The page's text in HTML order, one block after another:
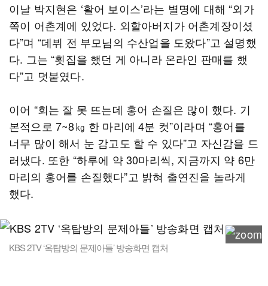
이날 박지현은 ‘활어 보이스’라는 별명에 대해 “외가
쪽이 어촌계에 있었다. 외할아버지가 어촌계장이셨
다”며 “데뷔 전 부모님의 수산업을 도왔다”고 설명했
다. 그는 “횟집을 했던 게 아니라 온라인 판매를 했
다”고 덧붙였다.
이어 “회는 잘 못 뜨는데 홍어 손질은 많이 했다. 기
본적으로 7~8㎏ 한 마리에 4분 컷”이라며 “홍어를
너무 많이 해서 눈 감고도 할 수 있다”고 자신감을 드
러냈다. 또한 “하루에 약 30마리씩, 지금까지 약 6만
마리의 홍어를 손질했다”고 밝혀 출연진을 놀라게
했다.
KBS 2TV ‘옥탑방의 문제아들’ 방송화면 캡처